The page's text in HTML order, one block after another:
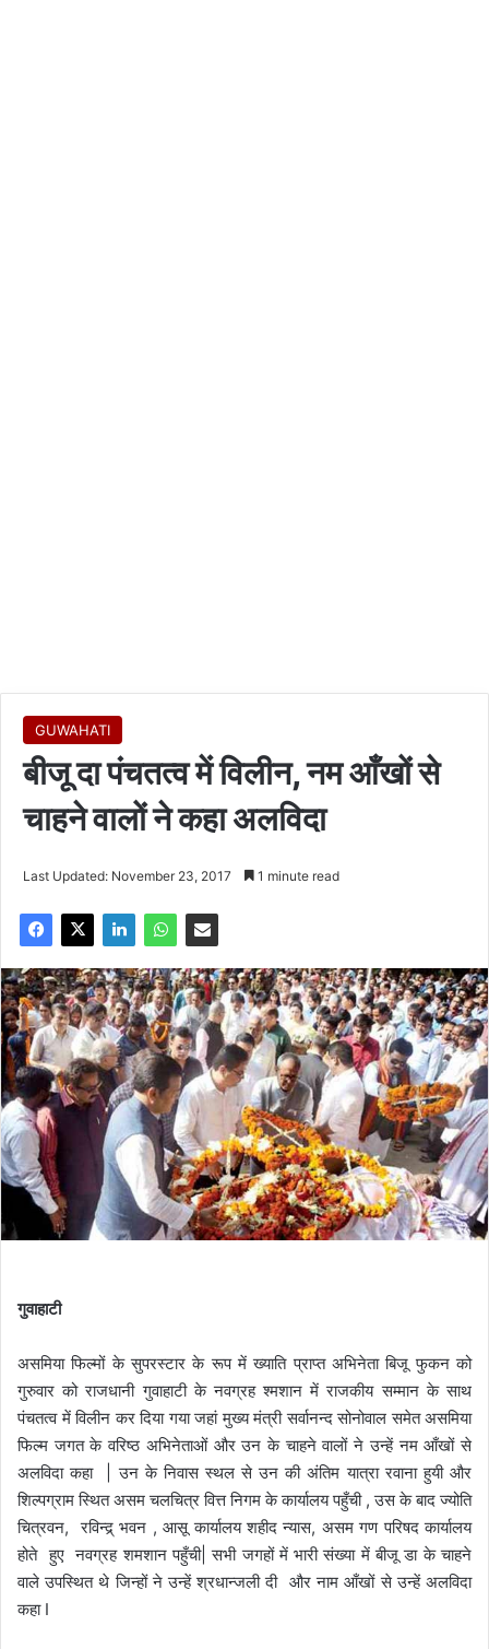
GUWAHATI
बीजू दा पंचतत्व में विलीन, नम आँखों से
चाहने वालों ने कहा अलविदा
Last Updated: November 23, 2017 1 minute read
गुवाहाटी
असमिया फिल्मों के सुपरस्टार के रूप में ख्याति प्राप्त अभिनेता बिजू फुकन को
गुरुवार को राजधानी गुवाहाटी के नवग्रह श्मशान में राजकीय सम्मान के साथ
पंचतत्व में विलीन कर दिया गया जहां मुख्य मंत्री सर्वानन्द सोनोवाल समेत असमिया
फिल्म जगत के वरिष्ठ अभिनेताओं और उन के चाहने वालों ने उन्हें नम आँखों से
अलविदा कहा | उन के निवास स्थल से उन की अंतिम यात्रा रवाना हुयी और
शिल्पग्राम स्थित असम चलचित्र वित्त निगम के कार्यालय पहुँची , उस के बाद ज्योति
चित्रवन, रविन्द्र् भवन , आसू कार्यालय शहीद न्यास, असम गण परिषद कार्यालय
होते हुए नवग्रह शमशान पहुँची| सभी जगहों में भारी संख्या में बीजू डा के चाहने
वाले उपस्थित थे जिन्हों ने उन्हें श्रधान्जली दी और नाम आँखों से उन्हें अलविदा
कहा I